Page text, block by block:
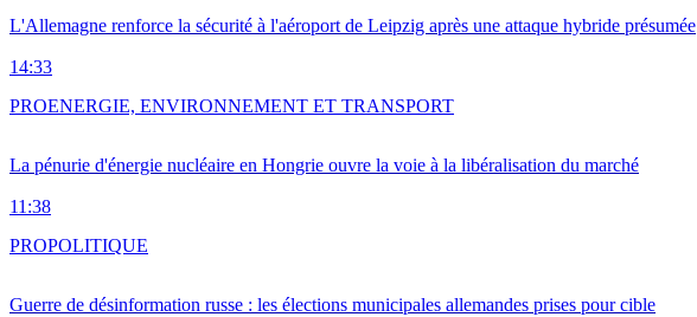
L'Allemagne renforce la sécurité à l'aéroport de Leipzig après une attaque hybride présumée
14:33
La pénurie d'énergie nucléaire en Hongrie ouvre la voie à la libéralisation du marché
11:38
PROENERGIE, ENVIRONNEMENT ET TRANSPORT
Guerre de désinformation russe : les élections municipales allemandes prises pour cible
PROPOLITIQUE